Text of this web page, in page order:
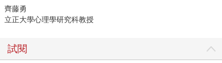
齊藤勇
立正大學心理學研究科教授
試閱